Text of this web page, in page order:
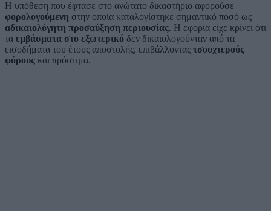
Η υπόθεση που έφτασε στο ανώτατο δικαστήριο αφορούσε
φορολογούμενη στην οποία καταλογίστηκε σημαντικό ποσό ως
αδικαιολόγητη προσαύξηση περιουσίας. Η εφορία είχε κρίνει ότι
τα εμβάσματα στο εξωτερικό δεν δικαιολογούνταν από τα
εισοδήματα του έτους αποστολής, επιβάλλοντας τσουχτερούς
φόρους και πρόστιμα.